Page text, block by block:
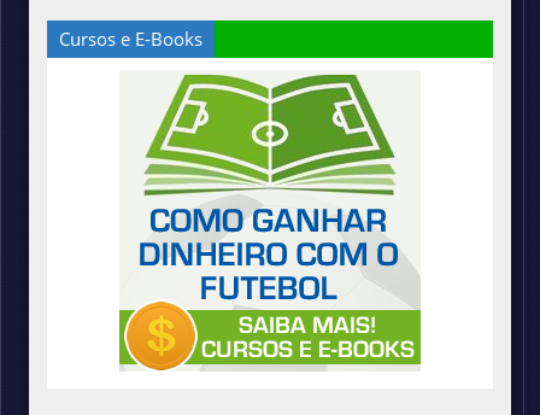
Cursos e E-Books